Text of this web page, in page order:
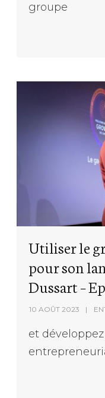
groupe
Utiliser le
pour son
Dussart –
10 AOÛT 2023
et